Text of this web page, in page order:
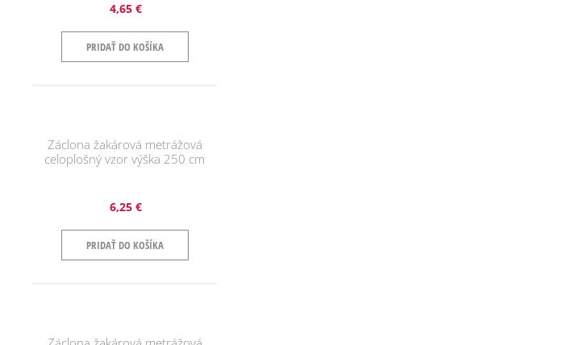
4,65 €
PRIDAŤ DO KOŠÍKA
Záclona žakárová metrážová
celoplošný vzor výška 250 cm
6,25 €
PRIDAŤ DO KOŠÍKA